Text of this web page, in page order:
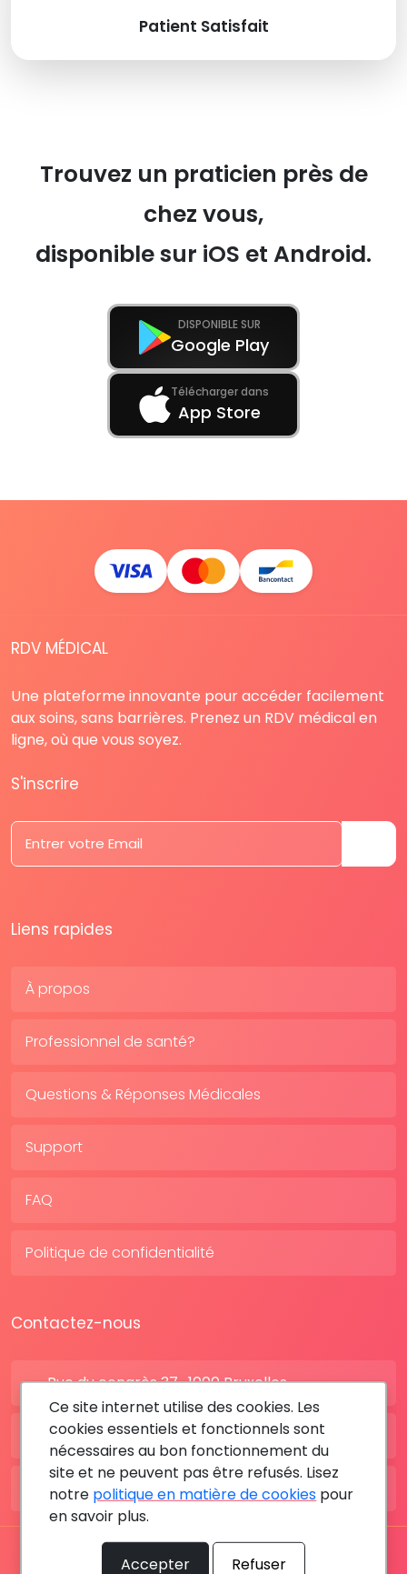
Patient Satisfait
Trouvez un praticien près de
chez vous,
disponible sur iOS et Android.
DISPONIBLE SUR
Google Play
Télécharger dans
App Store
RDV MÉDICAL
Une plateforme innovante pour accéder facilement
aux soins, sans barrières. Prenez un RDV médical en
ligne, où que vous soyez.
S'inscrire
Liens rapides
À propos
Professionnel de santé?
Questions & Réponses Médicales
Support
FAQ
Politique de confidentialité
Contactez-nous
Rue du congrès 37 , 1000 Bruxelles
BE: +32 28080227
FR: +33 183642895
Tous les droits sont réservés © 2026 RDV MÉDICAL By
Ce site internet utilise des cookies. Les
cookies essentiels et fonctionnels sont
nécessaires au bon fonctionnement du
site et ne peuvent pas être refusés. Lisez
notre politique en matière de cookies pour
en savoir plus.
Accepter Refuser